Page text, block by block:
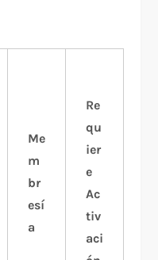
Me
m
br
esí
a
Re
qu
ier
e
Ac
tiv
aci